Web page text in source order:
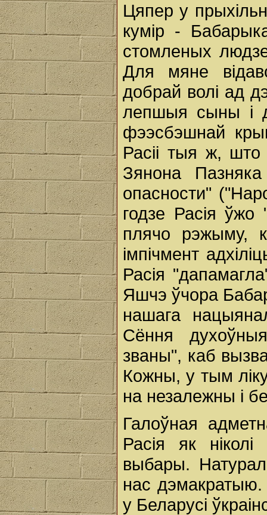
Цяпер у
кумір -
стомленых
Для мяне
добрай волі ад
лепшыя сыны і
фээсбэшнай
Расіі тыя ж,
Зянона
опасности"
годзе Расія ўжо
плячо рэжыму,
імпічмент
Расія
Яшчэ ўчора
нашага
Сёння
званы", каб
Кожны, у тым
на незалежны і
Галоўная
Расія як
выбары.
нас дэмакратыю.
у Беларусі